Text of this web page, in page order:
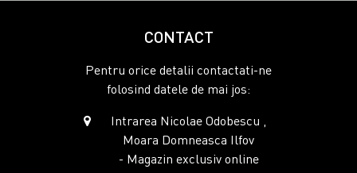
CONTACT
Pentru orice detalii contactati-ne
folosind datele de mai jos:
Intrarea Nicolae Odobescu ,
Moara Domneasca Ilfov
- Magazin exclusiv online